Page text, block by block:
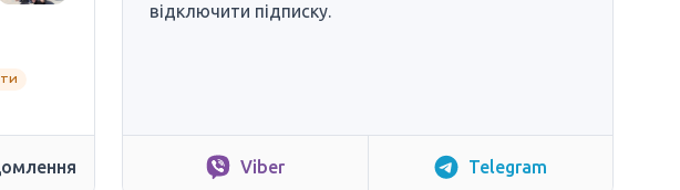
відключити підписку.
Viber Telegram